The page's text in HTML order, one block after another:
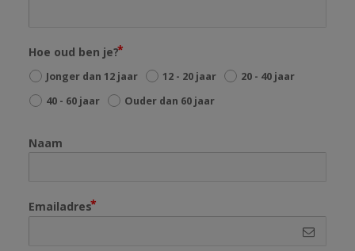
Hoe oud ben je?
Jonger dan 12 jaar 12 - 20 jaar
20 - 40 jaar
40 - 60 jaar
Ouder dan 60 jaar
Naam
Emailadres